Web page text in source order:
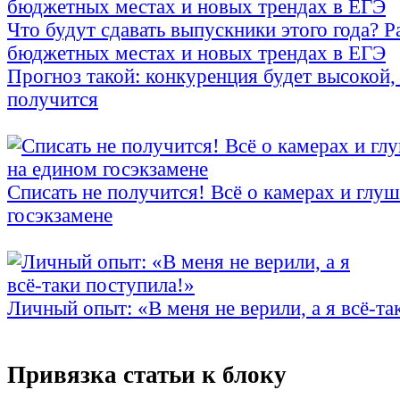
Что будут сдавать выпускники этого года?
бюджетных местах и новых трендах в ЕГЭ
Прогноз такой: конкуренция будет
получится
Списать не получится! Всё о камерах и
госэкзамене
Личный опыт: «В меня не верили, а я всё-
Привязка статьи к блоку